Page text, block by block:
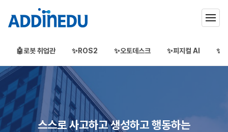
🤖로봇 취업관 ✨ROS2 ✨오토데스크 ✨피지컬 AI
애드인에듀
오프라인 부트캠프
부프캠프
스스로 사고하고 생성하고 행동하는